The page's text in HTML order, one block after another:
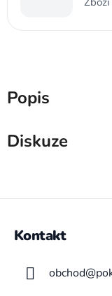
Popis
Diskuze
Kontakt
obchod@